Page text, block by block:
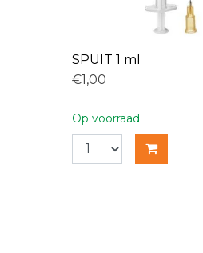
SPUIT 1 ml
€1,00
Op voorraad